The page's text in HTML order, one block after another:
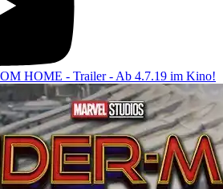
HOME - Trailer - Ab 4.7.19 im Kino!